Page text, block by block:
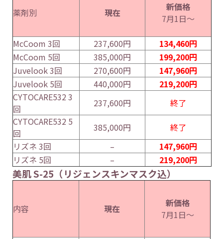
薬剤別 現在
新価格
7月1日～
McCoom 3回 237,600円
134,460円
McCoom 5回
385,000円
199,200円
Juvelook 3回
270,600円
147,960円
Juvelook 5回
440,000円
219,200円
CYTOCARE532 3
回
237,600円
終了
CYTOCARE532 5
回
385,000円
終了
リズネ 3回
–
147,960円
リズネ 5回
– 219,200円
美肌 S-25（リジェンスキンマスク込）
内容 現在
新価格
7月1日～